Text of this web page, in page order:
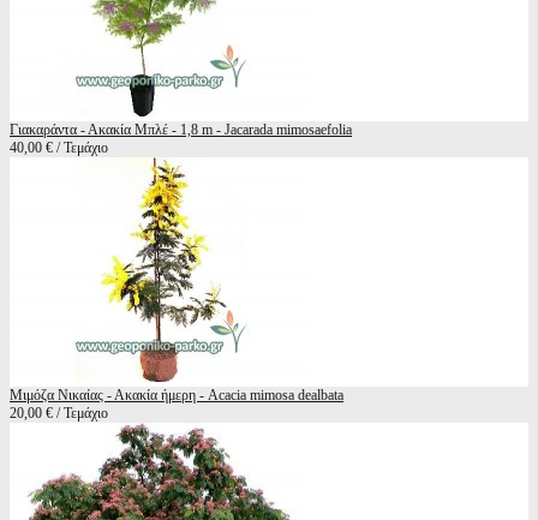
Γιακαράντα - Ακακία Μπλέ - 1,8 m - Jacarada mimosaefolia
40,00 € / Τεμάχιο
Μιμόζα Νικαίας - Ακακία ήμερη - Acacia mimosa dealbata
20,00 € / Τεμάχιο